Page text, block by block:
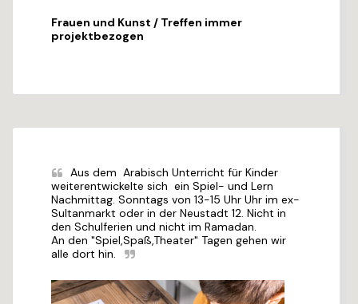
Frauen und Kunst / Treffen immer
projektbezogen
Aus dem  Arabisch Unterricht für Kinder
weiterentwickelte sich  ein Spiel- und Lern
Nachmittag. Sonntags von 13-15 Uhr Uhr im ex-
Sultanmarkt oder in der Neustadt 12. Nicht in
den Schulferien und nicht im Ramadan.
An den "Spiel,Spaß,Theater" Tagen gehen wir
alle dort hin.